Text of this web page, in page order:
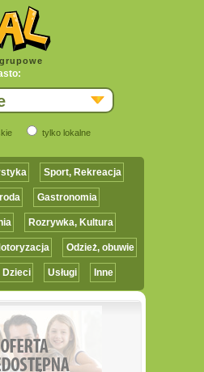
tylko lokalne
Sport, Rekreacja
Gastronomia
Rozrywka, Kultura
Odzież, obuwie
Dzieci Usługi Inne